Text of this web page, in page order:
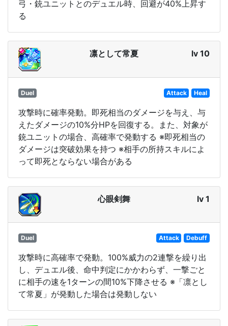
弓・銃ユニットとのデュエル時、回避が40%上昇す
る
凛として常夏 lv 10
Duel Attack Heal
攻撃時に確率発動。即死相当のダメージを与え、与
えたダメージの10%分HPを回復する。また、対象が
銃ユニットの場合、高確率で発動する ※即死相当の
ダメージは突破効果を持つ ※相手の所持スキルによ
って即死とならない場合がある
心眼剣舞 lv 1
Duel Attack Debuff
攻撃時に高確率で発動。100%威力の2連撃を繰り出
し、デュエル後、命中判定にかかわらず、一撃ごと
に相手の速を1ターンの間10%下降させる ※「凛とし
て常夏」が発動した場合は発動しない